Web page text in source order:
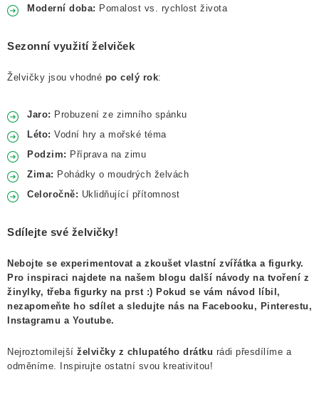
Moderní doba: Pomalost vs. rychlost života
Sezonní využití želviček
Želvičky jsou vhodné po celý rok:
Jaro: Probuzení ze zimního spánku
Léto: Vodní hry a mořské téma
Podzim: Příprava na zimu
Zima: Pohádky o moudrých želvách
Celoročně: Uklidňující přítomnost
Sdílejte své želvičky!
Nebojte se experimentovat a zkoušet vlastní zvířátka a figurky.
Pro inspiraci najdete na našem blogu další návody na tvoření z
žinylky, třeba figurky na prst :) Pokud se vám návod líbil,
nezapomeňte ho sdílet a sledujte nás na Facebooku, Pinterestu,
Instagramu a Youtube.
Nejroztomilejší želvičky z chlupatého drátku rádi přesdílíme a
odměníme. Inspirujte ostatní svou kreativitou!